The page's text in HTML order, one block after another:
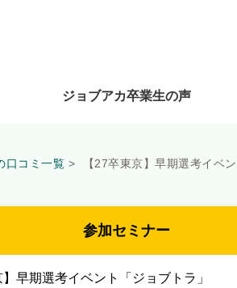
ジョブアカ卒業生の声
口コミ一覧 【27卒東京】早期選考イベ
参加セミナー
】早期選考イベント「ジョブトラ」